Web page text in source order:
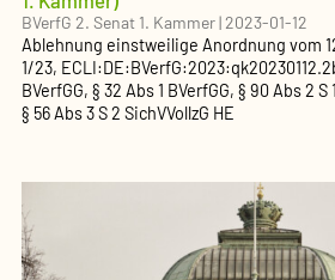
BVerfG 2. Senat 1. Kammer|2023-01-12
Ablehnung einstweilige Anordnung vom
1/23,
BVerfGG, § 32 Abs 1 BVerfGG, § 90 Abs 2 S
§ 56 Abs 3 S 2 SichVVollzG HE